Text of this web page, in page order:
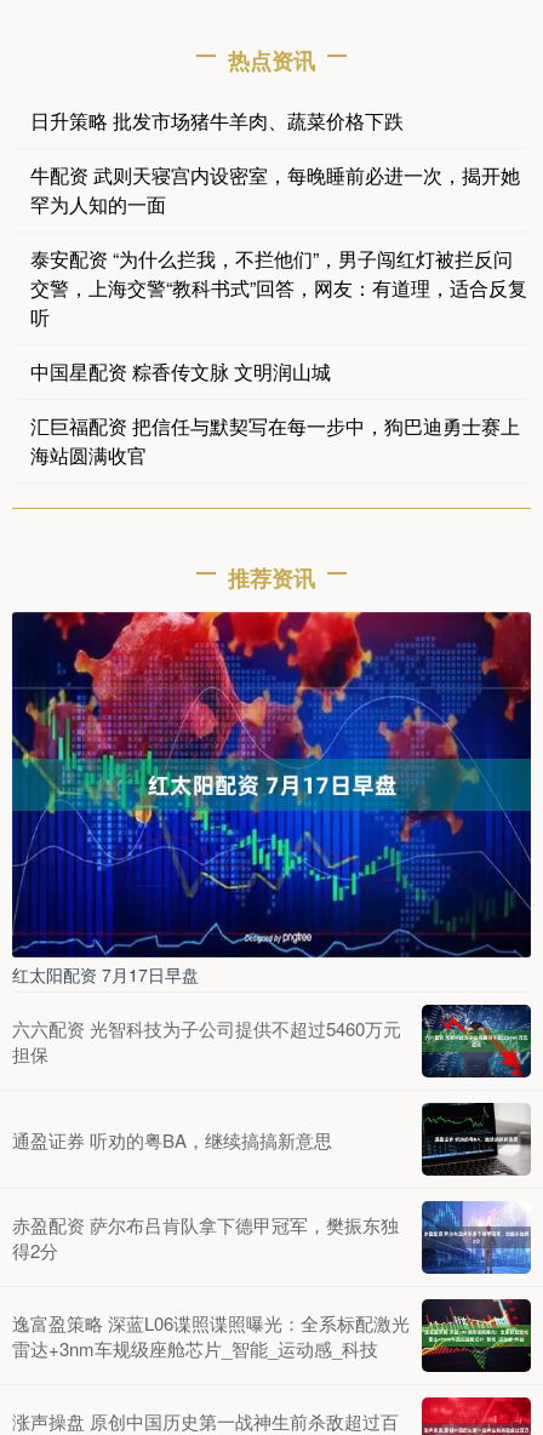
热点资讯
日升策略 批发市场猪牛羊肉、蔬菜价格下跌
牛配资 武则天寝宫内设密室，每晚睡前必进一次，揭开她
罕为人知的一面
泰安配资 “为什么拦我，不拦他们”，男子闯红灯被拦反问
交警，上海交警“教科书式”回答，网友：有道理，适合反复
听
中国星配资 粽香传文脉 文明润山城
汇巨福配资 把信任与默契写在每一步中，狗巴迪勇士赛上
海站圆满收官
推荐资讯
红太阳配资 7月17日早盘
六六配资 光智科技为子公司提供不超过5460万元
担保
通盈证券 听劝的粤BA，继续搞搞新意思
赤盈配资 萨尔布吕肯队拿下德甲冠军，樊振东独
得2分
逸富盈策略 深蓝L06谍照谍照曝光：全系标配激光
雷达+3nm车规级座舱芯片_智能_运动感_科技
涨声操盘 原创中国历史第一战神生前杀敌超过百